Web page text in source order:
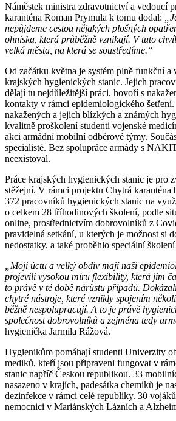
Náměstek ministra zdravotnictví a vedoucí
karanténa Roman Prymula k tomu dodal:
nepůjdeme cestou nějakých plošných
ohniska, která průběžně vznikají. V tuto
velká města, na která se soustředíme.“
Od začátku května je systém plně funkční a
krajských hygienických stanic. Jejich
dělají tu nejdůležitější práci, hovoří s
kontakty v rámci epidemiologického
nakažených a jejich blízkých a známých
kvalitně proškolení studenti vojenské
akci armádní mobilní odběrové týmy.
specialisté. Bez spolupráce armády s
neexistoval.
Práce krajských hygienických stanic je pro
stěžejní. V rámci projektu Chytrá karanténa
372 pracovníků hygienických stanic na
o celkem 28 tříhodinových školení, podle
online, prostřednictvím dobrovolníků z
pravidelná setkání, u kterých je možnost si
nedostatky, a také proběhlo speciální
„Moji úctu a velký obdiv mají naši
projevili vysokou míru flexibility, která jim
to právě v té době nárůstu případů.
chytré nástroje, které vznikly spojením
běžně nespolupracují. A to je právě
společnost dobrovolníků a zejména tedy
hygienička Jarmila Rážová.
Hygienikům pomáhají studenti Univerzity
mediků, kteří jsou připraveni fungovat v
stanic napříč Českou republikou. 33
nasazeno v krajích, padesátka chemiků je
dezinfekce v rámci celé republiky. 30
nemocnici v Mariánských Lázních a